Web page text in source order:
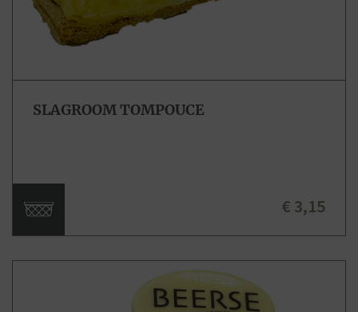
SLAGROOM TOMPOUCE
€ 3,15